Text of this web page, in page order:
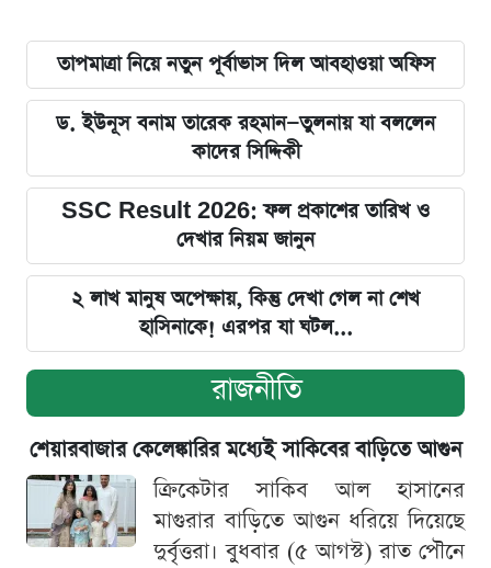
তাপমাত্রা নিয়ে নতুন পূর্বাভাস দিল আবহাওয়া অফিস
ড. ইউনূস বনাম তারেক রহমান—তুলনায় যা বললেন
কাদের সিদ্দিকী
SSC Result 2026: ফল প্রকাশের তারিখ ও
দেখার নিয়ম জানুন
২ লাখ মানুষ অপেক্ষায়, কিন্তু দেখা গেল না শেখ
হাসিনাকে! এরপর যা ঘটল...
রাজনীতি
শেয়ারবাজার কেলেঙ্কারির মধ্যেই সাকিবের বাড়িতে আগুন
ক্রিকেটার সাকিব আল হাসানের
মাগুরার বাড়িতে আগুন ধরিয়ে দিয়েছে
দুর্বৃত্তরা। বুধবার (৫ আগস্ট) রাত পৌনে